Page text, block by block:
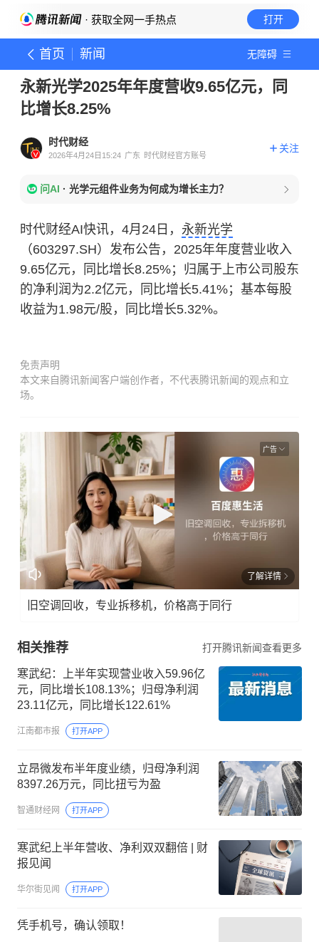
· 获取全网一手热点 打开
首页 新闻 无障碍
永新光学2025年年度营收9.65亿元，同
比增长8.25%
时代财经
2026年4月24日15:24 广东 时代财经官方账号
关注
问AI · 光学元组件业务为何成为增长主力？
时代财经AI快讯，4月24日， 永新光学
（603297.SH）发布公告，2025年年度营业收入
9.65亿元，同比增长8.25%；归属于上市公司股东
的净利润为2.2亿元，同比增长5.41%；基本每股
收益为1.98元/股，同比增长5.32%。
免责声明
本文来自腾讯新闻客户端创作者，不代表腾讯新闻的观点和立
场。
广告
了解详情
旧空调回收，专业拆移机，价格高于同行
相关推荐 打开腾讯新闻查看更多
寒武纪：上半年实现营业收入59.96亿
元，同比增长108.13%；归母净利润
23.11亿元，同比增长122.61%
江南都市报 打开APP
立昂微发布半年度业绩，归母净利润
8397.26万元，同比扭亏为盈
智通财经网 打开APP
寒武纪上半年营收、净利双双翻倍 | 财
报见闻
华尔街见闻 打开APP
凭手机号，确认领取！